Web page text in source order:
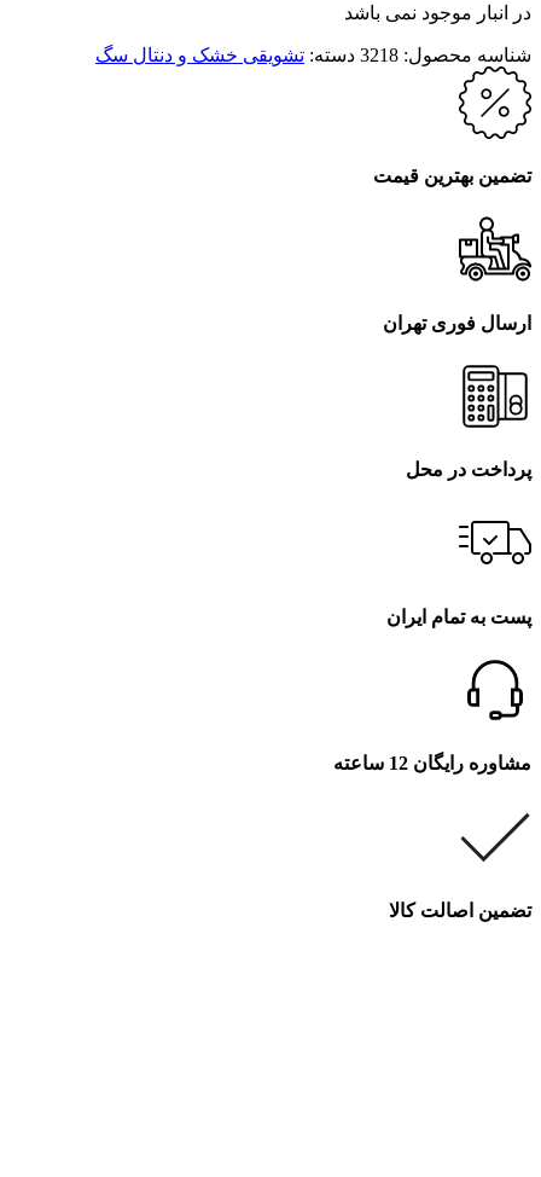
در انبار موجود نمی باشد
شناسه محصول: 3218 دسته: تشویقی خشک و دنتال سگ
تضمین بهترین قیمت
ارسال فوری تهران
پرداخت در محل
پست به تمام ایران
مشاوره رایگان 12 ساعته
تضمین اصالت کالا